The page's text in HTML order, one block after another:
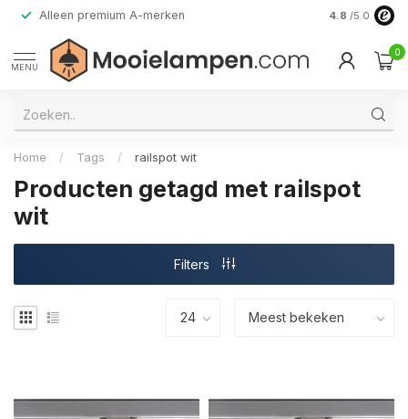
Alleen premium A-merken 4.8 /5.0
MENU
0
Home / Tags / railspot wit
Producten getagd met railspot
wit
Filters